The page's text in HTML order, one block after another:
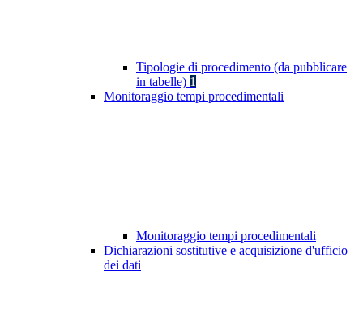
Tipologie di procedimento (da pubblicare
in tabelle) 1
Monitoraggio tempi procedimentali
Monitoraggio tempi procedimentali
Dichiarazioni sostitutive e acquisizione d'ufficio
dei dati